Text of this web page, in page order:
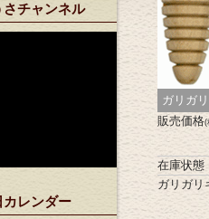
ガリガ
販売価格(
在庫状態
ガリガリ
さチャンネル
カレンダー